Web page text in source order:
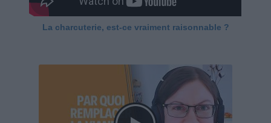
La charcuterie, est-ce vraiment raisonnable ?